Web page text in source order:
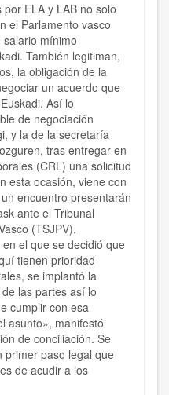
ELA y LAB no solo
el Parlamento vasco
mínimo
También legitiman,
la obligación de la
un acuerdo que
Así lo
de negociación
y la de la secretaría
tras entregar en
(CRL) una solicitud
esta ocasión, viene con
encuentro presentarán
ante el Tribunal
(TSJPV).
el que se decidió que
tienen prioridad
se implantó la
las partes así lo
cumplir con esa
asunto», manifestó
de conciliación. Se
primer paso legal que
de acudir a los